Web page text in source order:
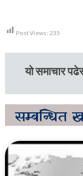
Post Views: 235
यो समाचार
सम्बन्धित